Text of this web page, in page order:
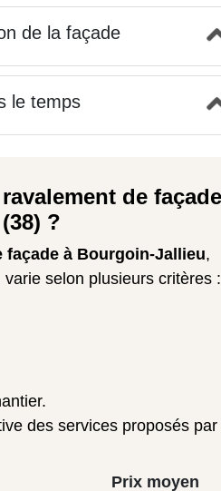
de la façade
le temps
de façade
?
façade à Bourgoin-Jallieu,
selon plusieurs critères :
des services proposés par
Prix moyen